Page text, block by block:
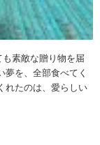
素敵な贈り物を届
を、全部食べてく
れたのは、愛らしい